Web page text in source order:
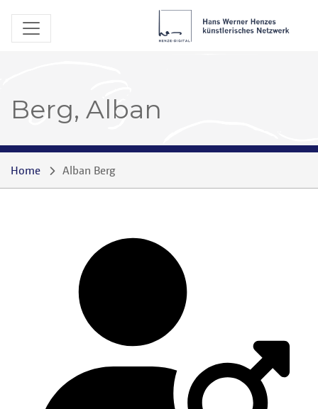
Berg, Alban
Home Alban Berg